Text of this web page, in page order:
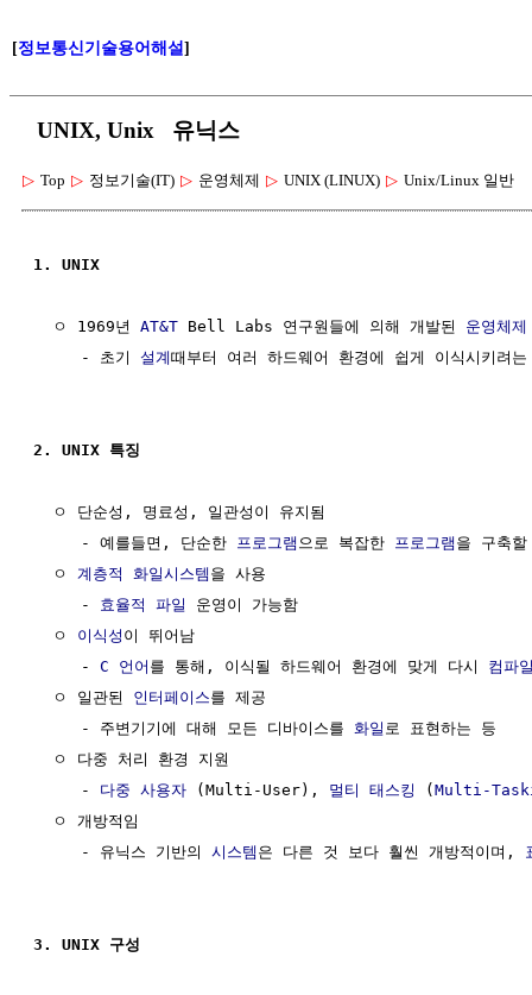
[정보통신기술용어해설]
UNIX, Unix 유닉스
▷ Top ▷ 정보기술(IT) ▷ 운영체제 ▷ UNIX (LINUX) ▷ Unix/Linux 일반
1. UNIX
  ㅇ 1969년
AT&T Bell Labs 연구원들에 의해 개발된 운영체제
     - 초기
설계때부터 여러 하드웨어 환경에 쉽게 이식시키려
2. UNIX 특징
  ㅇ 단순성, 명료성, 일관성이 유지됨
     - 예를들면, 단순한
프로그램 으로 복잡한 프로그램 을 구축
  ㅇ
계층적 화일시스템 을 사용
     -
효율적 파일
운영이 가능함
  ㅇ
이식성 이 뛰어남
     -
C 언어 를 통해, 이식될 하드웨어 환경에 맞게 다시 컴파
  ㅇ 일관된
인터페이스를 제공
     - 주변기기에 대해 모든 디바이스를
화일 로 표현하는 등
  ㅇ 다중 처리 환경 지원
     -
다중 사용자 (Multi-User), 멀티 태스킹 (Multi-
  ㅇ 개방적임
     - 유닉스 기반의
시스템 은 다른 것 보다 훨씬 개방적이며,
3. UNIX 구성